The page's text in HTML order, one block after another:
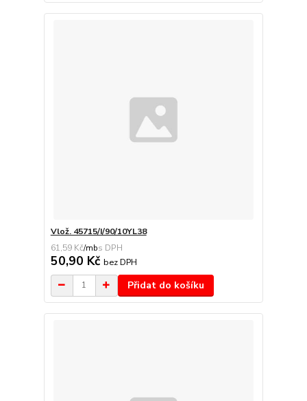
Vlož. 45715/I/90/10YL38
61,59 Kč/mb
50,90 Kč bez DPH
Přidat do košíku